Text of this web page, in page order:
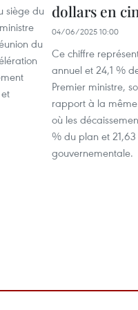
siège du
du
dollars en
04/06/2025 10:00
Ce chiffre
annuel et 24,1 %
Premier ministre,
rapport à la
où les
% du plan et
gouvernementale.